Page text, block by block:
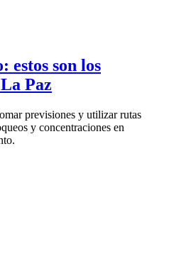
estos son los
Paz
previsiones y utilizar rutas
y concentraciones en